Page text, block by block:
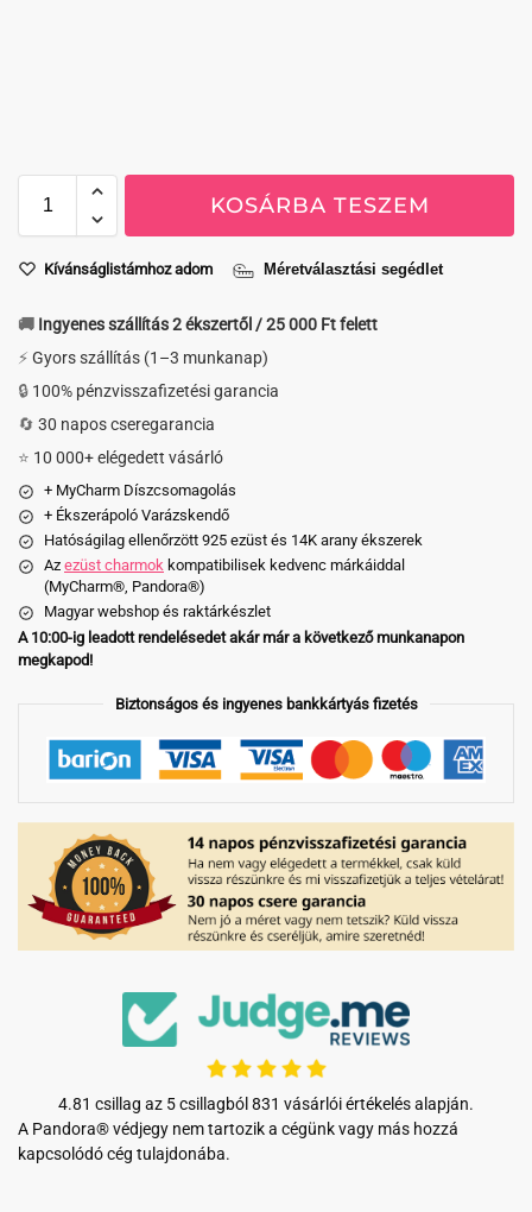
KOSÁRBA TESZEM
Kívánságlistámhoz adom Méretválasztási segédlet
🚚 Ingyenes szállítás 2 ékszertől / 25 000 Ft felett
⚡ Gyors szállítás (1–3 munkanap)
🔒 100% pénzvisszafizetési garancia
🔄 30 napos cseregarancia
⭐ 10 000+ elégedett vásárló
+ MyCharm Díszcsomagolás
+ Ékszerápoló Varázskendő
Hatóságilag ellenőrzött 925 ezüst és 14K arany ékszerek
Az ezüst charmok kompatibilisek kedvenc márkáiddal
(MyCharm®, Pandora®)
Magyar webshop és raktárkészlet
A 10:00-ig leadott rendelésedet akár már a következő munkanapon
megkapod!
Biztonságos és ingyenes bankkártyás fizetés
4.81 csillag az 5 csillagból 831 vásárlói értékelés alapján.
A Pandora® védjegy nem tartozik a cégünk vagy más hozzá
kapcsolódó cég tulajdonába.